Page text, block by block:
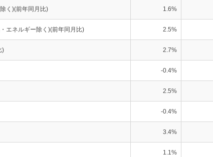
く)(前年同月比) 1.6%
エネルギー除く)(前年同月比) 2.5%
) 2.7%
-0.4%
2.5%
-0.4%
3.4%
1.1%